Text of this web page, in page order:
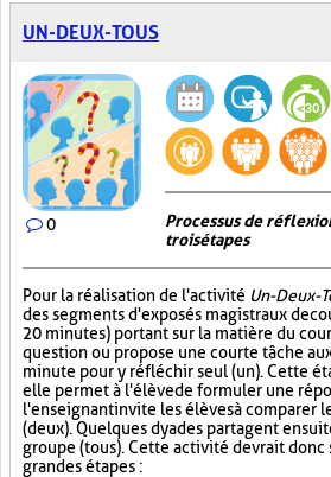
UN-DEUX-TOUS
0
Processus de
trois étapes
Pour la réalisation de l'activité Un-Deux-
des segments d'exposés magistraux de
20 minutes) portant sur la matière du
question ou propose une courte tâche
minute pour y réfléchir seul (un). Cette
elle permet à l'élève de formuler une
l'enseignant invite les élèves à comparer
(deux). Quelques dyades partagent
groupe (tous). Cette activité devrait donc
grandes étapes :